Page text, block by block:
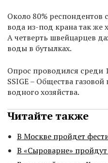
Около 80% респондентов
вода из-под крана так же
А четверть швейцарцев
воды в бутылках.
Опрос проводился среди
SSIGE – Общества
водного хозяйства.
Читайте также
В Москве пройдет
В «Сыроварне»